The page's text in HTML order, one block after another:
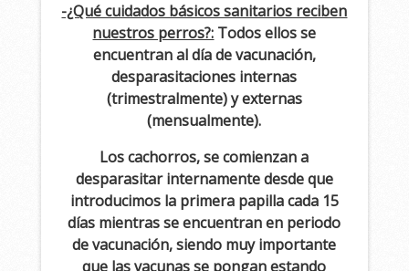
-¿Qué cuidados básicos sanitarios reciben
nuestros perros?: Todos ellos se
encuentran al día de vacunación,
desparasitaciones internas
(trimestralmente) y externas
(mensualmente).
Los cachorros, se comienzan a
desparasitar internamente desde que
introducimos la primera papilla cada 15
días mientras se encuentran en periodo
de vacunación, siendo muy importante
que las vacunas se pongan estando